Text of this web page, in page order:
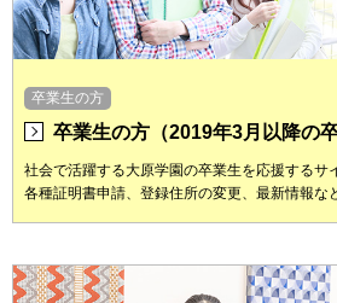
卒業生の方
卒業生の方（2019年3月以降の卒
社会で活躍する大原学園の卒業生を応援するサ
各種証明書申請、登録住所の変更、最新情報な